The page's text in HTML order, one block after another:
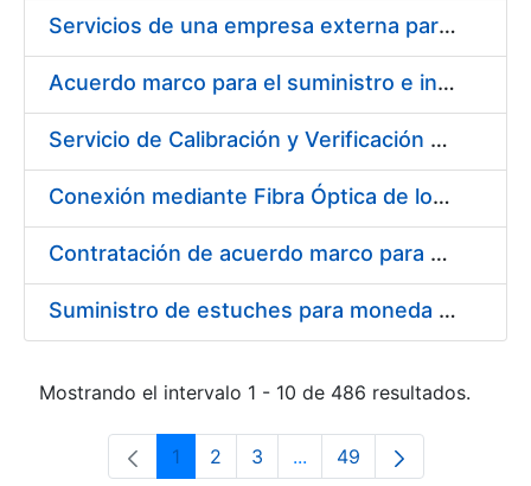
Servicios de una empresa externa para el asesoramiento y resolución de los recursos de alzada que se presentan relacionados con procesos de selección para la FNMT-RCM
Acuerdo marco para el suministro e instalación de persianas, estores y otros complementos
Servicio de Calibración y Verificación Externa de los Equipos de Medición del Servicio de Prevención de la FNMT-RCM
Conexión mediante Fibra Óptica de los Centros de Proceso de Datos (CPDs) de las sedes de la FNMT-RCM de Burgos y Madrid
Contratación de acuerdo marco para el Suministro de Material de Electricidad para la Fábrica Nacional de Moneda y Timbre-Real Casa de la Moneda en su centro de trabajo de Burgos
Suministro de estuches para moneda de 30 €
Mostrando el intervalo 1 - 10 de 486 resultados.
Página
1 Página
2 Página
3 ...Páginas intermedias Use
Página
49